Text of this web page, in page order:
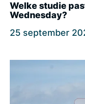
Welke studie
Wednesday?
25 september